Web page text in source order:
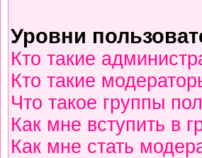
Уровни
Кто такие
Кто такие
Что такое группы
Как мне вступить в
Как мне стать